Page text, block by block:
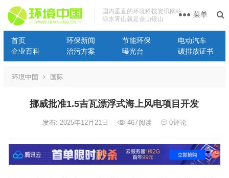
国内垂直的环境科技资讯网站
绿水青山就是金山银山
首页 环保新闻 节能环保
电动汽车
企业百科
治污方案 曝光台 碳排放证书
菜单
环境中国 国际
挪威批准1.5吉瓦漂浮式海上风电项目开发
发布: 2025年12月21日 467阅读 0评论